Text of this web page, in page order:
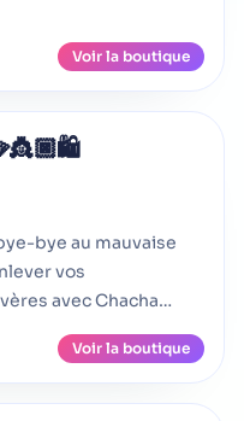
Voir la boutique
bye au mauvaise
vos
avec Chacha
Voir la boutique